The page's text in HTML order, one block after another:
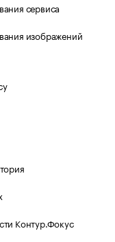
сервиса
изображений
Контур.Фокус